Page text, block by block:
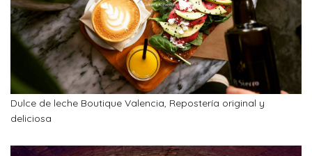
Dulce de leche Boutique Valencia, Repostería original y
deliciosa